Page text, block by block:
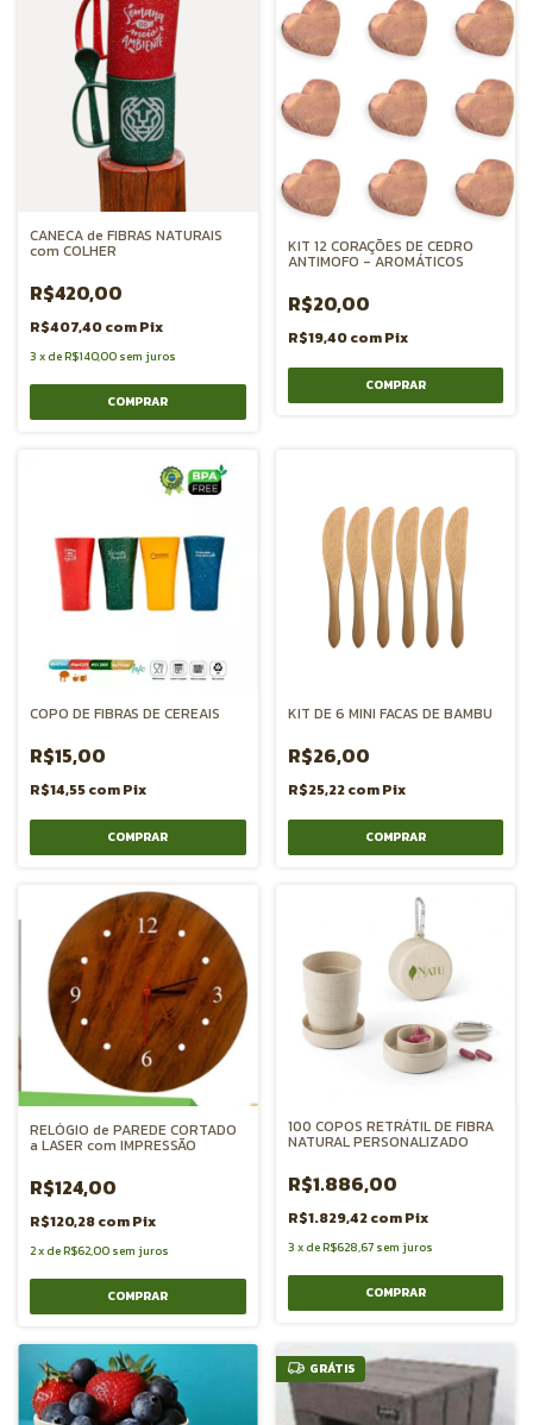
CANECA de FIBRAS NATURAIS
com COLHER
R$420,00
R$407,40comPix
3 xdeR$140,00 sem juros
COMPRAR
KIT 12 CORAÇÕES DE CEDRO
ANTIMOFO - AROMÁTICOS
R$20,00
R$19,40comPix
COPO DE FIBRAS DE CEREAIS
R$15,00
R$14,55comPix
COMPRAR
KIT DE 6 MINI FACAS DE BAMBU
R$26,00
R$25,22comPix
RELÓGIO de PAREDE CORTADO
a LASER com IMPRESSÃO
R$124,00
R$120,28comPix
2xdeR$62,00 sem juros
COMPRAR
100 COPOS RETRÁTIL DE FIBRA
NATURAL PERSONALIZADO
R$1.886,00
R$1.829,42comPix
3 xdeR$628,67 sem juros
COMPRAR
GRÁTIS